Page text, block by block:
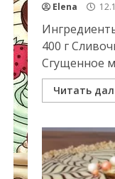
Elena
400 г
Сгущенное
Читать